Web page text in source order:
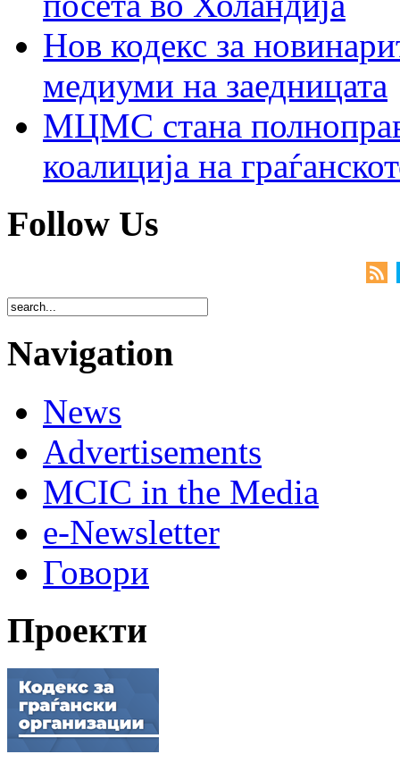
Нов кодекс за
медиуми на заедницата
МЦМС стана
коалиција на
Follow Us
Navigation
News
Advertisements
MCIC in the Media
e-Newsletter
Говори
Проекти